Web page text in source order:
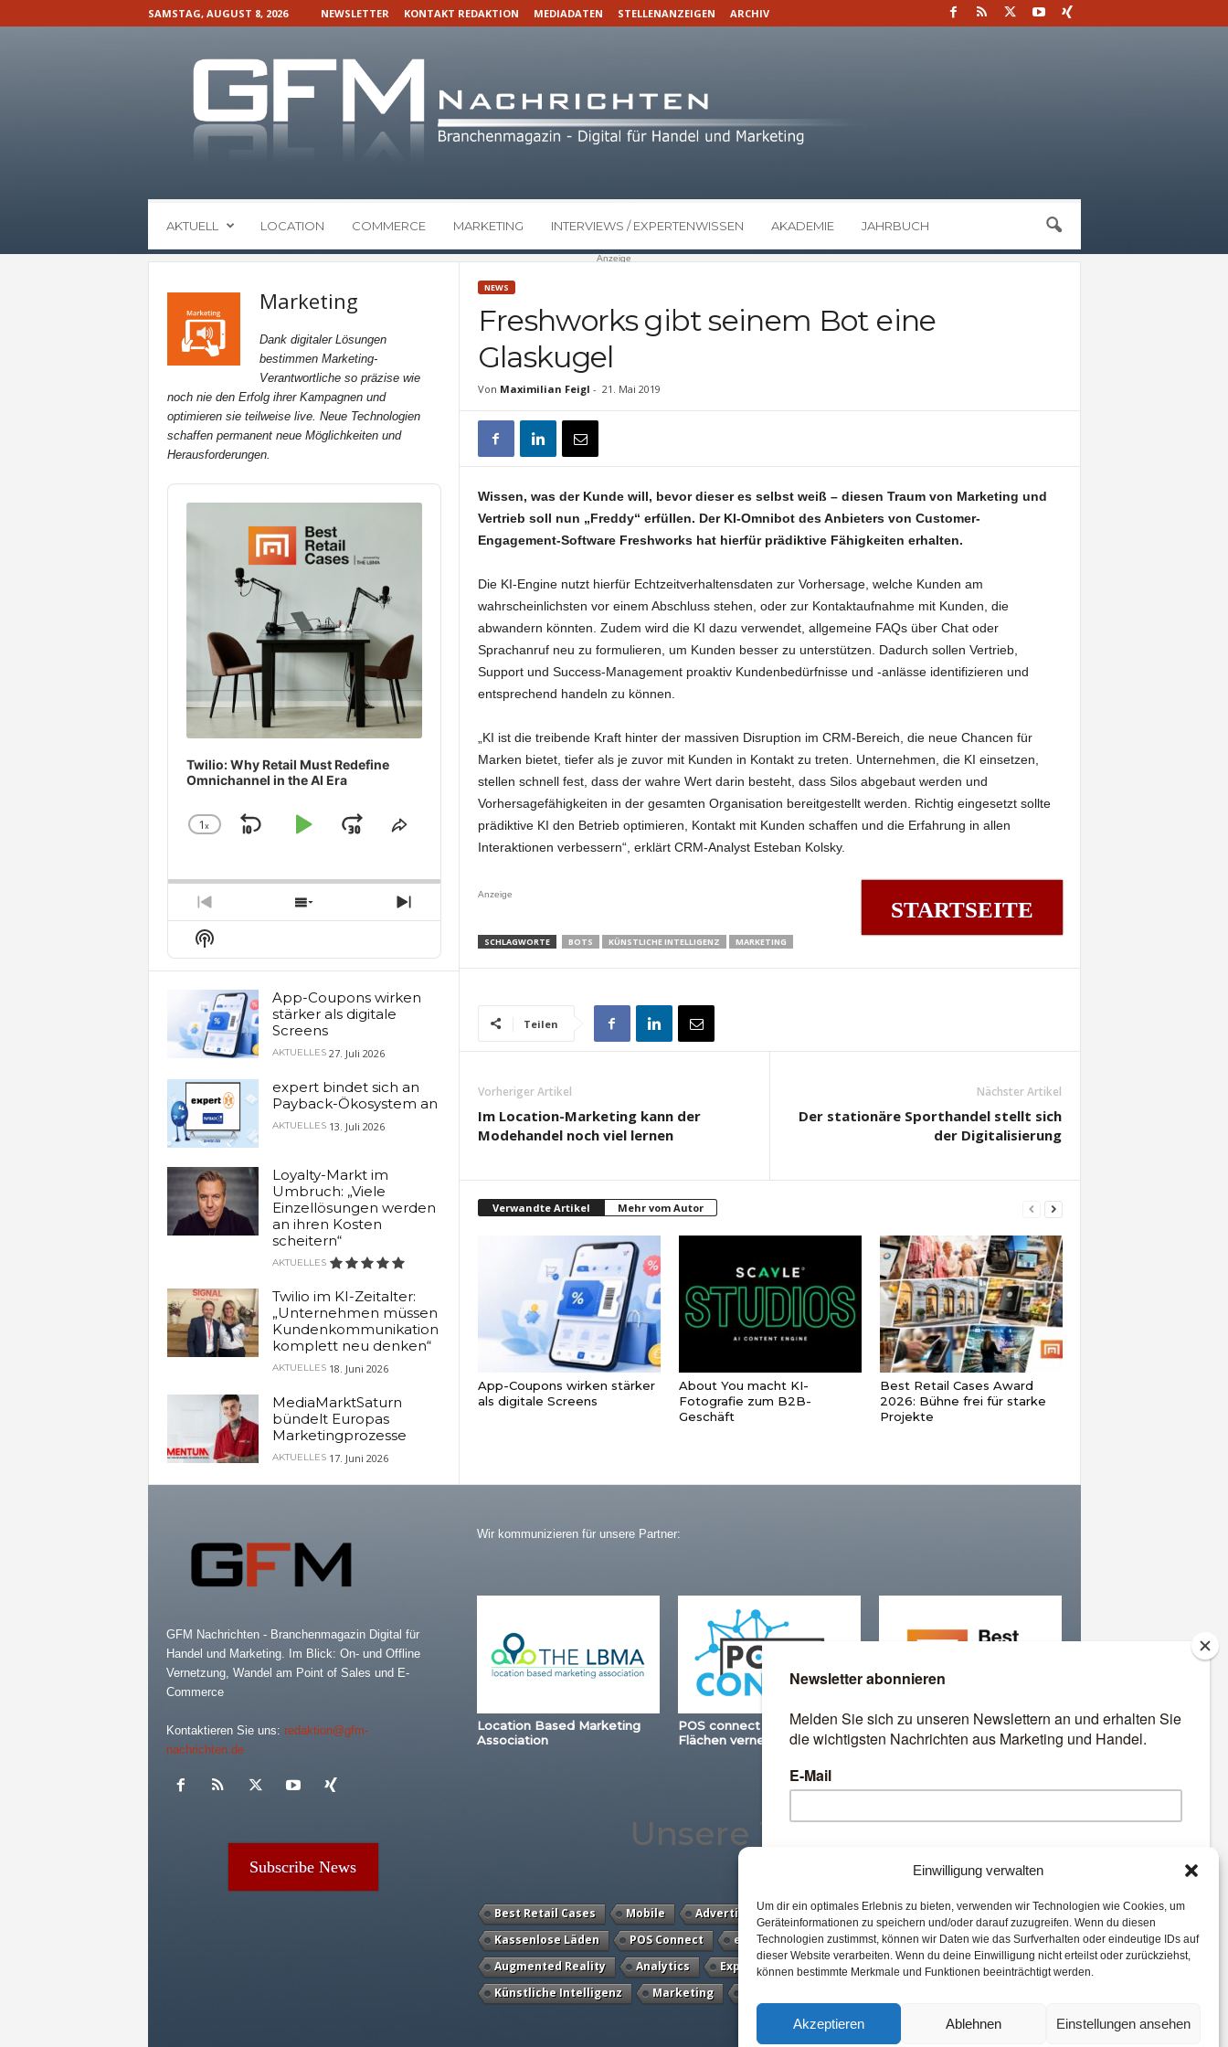
Einwilligung verwalten
Um dir ein optimales Erlebnis zu bieten, verwenden wir Technologien wie Cookies, um
Geräteinformationen zu speichern und/oder darauf zuzugreifen. Wenn du diesen
Technologien zustimmst, können wir Daten wie das Surfverhalten oder eindeutige IDs auf
dieser Website verarbeiten. Wenn du deine Einwilligung nicht erteilst oder zurückziehst,
können bestimmte Merkmale und Funktionen beeinträchtigt werden.
Akzeptieren Ablehnen Einstellungen ansehen
SAMSTAG, AUGUST 8, 2026 NEWSLETTER KONTAKT REDAKTION MEDIADATEN STELLENANZEIGEN ARCHIV
M
N
AKTUELL LOCATION COMMERCE MARKETING INTERVIEWS / EXPERTENWISSEN AKADEMIE JAHRBUCH
Anzeige
NEWS
Freshworks gibt seinem Bot eine
Glaskugel
Von Maximilian Feigl - 21. Mai 2019
Wissen, was der Kunde will, bevor dieser es selbst weiß – diesen Traum von Marketing und
Vertrieb soll nun „Freddy“ erfüllen. Der KI-Omnibot des Anbieters von Customer-
Engagement-Software Freshworks hat hierfür prädiktive Fähigkeiten erhalten.
Die KI-Engine nutzt hierfür Echtzeitverhaltensdaten zur Vorhersage, welche Kunden am
wahrscheinlichsten vor einem Abschluss stehen, oder zur Kontaktaufnahme mit Kunden, die
abwandern könnten. Zudem wird die KI dazu verwendet, allgemeine FAQs über Chat oder
Sprachanruf neu zu formulieren, um Kunden besser zu unterstützen. Dadurch sollen Vertrieb,
Support und Success-Management proaktiv Kundenbedürfnisse und -anlässe identifizieren und
entsprechend handeln zu können.
„KI ist die treibende Kraft hinter der massiven Disruption im CRM-Bereich, die neue Chancen für
Marken bietet, tiefer als je zuvor mit Kunden in Kontakt zu treten. Unternehmen, die KI einsetzen,
stellen schnell fest, dass der wahre Wert darin besteht, dass Silos abgebaut werden und
Vorhersagefähigkeiten in der gesamten Organisation bereitgestellt werden. Richtig eingesetzt sollte
prädiktive KI den Betrieb optimieren, Kontakt mit Kunden schaffen und die Erfahrung in allen
Interaktionen verbessern“, erklärt CRM-Analyst Esteban Kolsky.
Anzeige
STARTSEITE
SCHLAGWORTE BOTS KÜNSTLICHE INTELLIGENZ MARKETING
Teilen
Vorheriger Artikel
Im Location-Marketing kann der
Modehandel noch viel lernen
Nächster Artikel
Der stationäre Sporthandel stellt sich
der Digitalisierung
Verwandte Artikel Mehr vom Autor
App-Coupons wirken stärker
als digitale Screens
About You macht KI-
Fotografie zum B2B-
Geschäft
Best Retail Cases Award
2026: Bühne frei für starke
Projekte
Marketing
Dank digitaler Lösungen
bestimmen Marketing-
Verantwortliche so präzise wie
noch nie den Erfolg ihrer Kampagnen und
optimieren sie teilweise live. Neue Technologien
schaffen permanent neue Möglichkeiten und
Herausforderungen.
Audio
Player
Twilio: Why Retail Must Redefine
Omnichannel in the AI Era
Change
1x
SkipPlayJumpShare
Previous
Episode
Show
Episodes
Next
Episode
Show
Podcast
Information
App-Coupons wirken
stärker als digitale
Screens
AKTUELLES 27. Juli 2026
expert bindet sich an
Payback-Ökosystem an
AKTUELLES 13. Juli 2026
Loyalty-Markt im
Umbruch: „Viele
Einzellösungen werden
an ihren Kosten
scheitern“
AKTUELLES
Twilio im KI-Zeitalter:
„Unternehmen müssen
Kundenkommunikation
komplett neu denken“
AKTUELLES 18. Juni 2026
MediaMarktSaturn
bündelt Europas
Marketingprozesse
AKTUELLES 17. Juni 2026
GFM Nachrichten - Branchenmagazin Digital für
Handel und Marketing. Im Blick: On- und Offline
Vernetzung, Wandel am Point of Sales und E-
Commerce
Kontaktieren Sie uns: redaktion@gfm-
nachrichten.de
Subscribe News
Wir kommunizieren für unsere Partner:
Location Based Marketing
Association
POS connect – Stationäre
Flächen vernetzen
Best Retail Cases: Die
besten Lösungen für Händler
Unsere Themen:
Best Retail Cases Mobile Advertising Loyalty Corona
Logistik
Kassenlose Läden
POS Connect eCommerce Voice Payment
Digital
Augmented Reality
Analytics Expertenwissen Commerce
Location
Künstliche Intelligenz
Marketing